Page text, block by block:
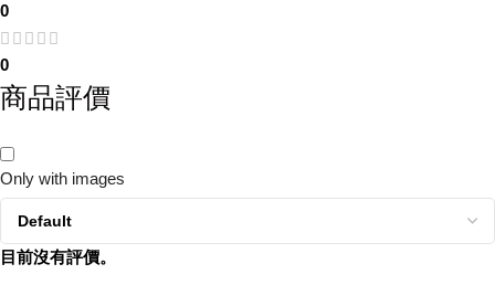
0
0
商品評價
Only with images
目前沒有評價。